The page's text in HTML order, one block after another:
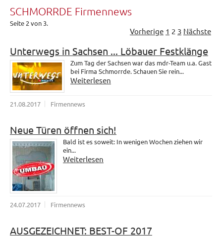
SCHMORRDE Firmennews
Seite 2 von 3.
Vorherige 1 2 3 Nächste
Unterwegs in Sachsen ... Löbauer Festklänge
Zum Tag der Sachsen war das mdr-Team u.a. Gast
bei Firma Schmorrde. Schauen Sie rein...
Weiterlesen
21.08.2017 Firmennews
Neue Türen öffnen sich!
Bald ist es soweit: In wenigen Wochen ziehen wir
ein...
Weiterlesen
24.07.2017 Firmennews
AUSGEZEICHNET: BEST-OF 2017